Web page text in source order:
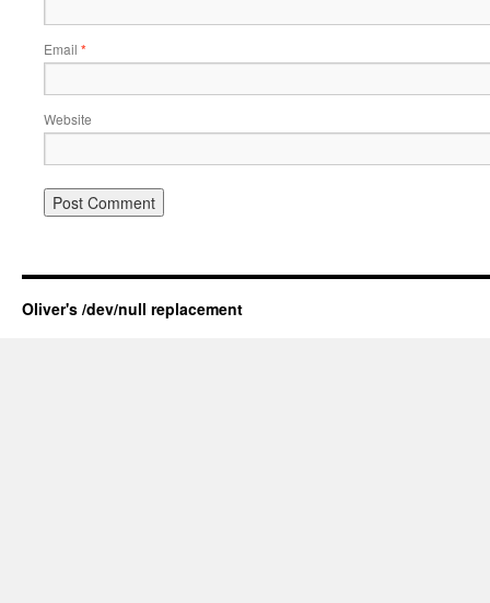
Email *
Website
Oliver's /dev/null replacement